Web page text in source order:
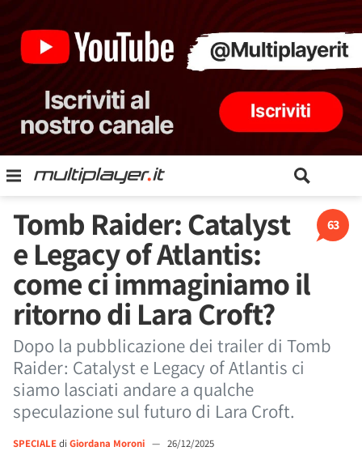
63
Tomb Raider: Catalyst
e Legacy of Atlantis:
come ci immaginiamo il
ritorno di Lara Croft?
Dopo la pubblicazione dei trailer di Tomb
Raider: Catalyst e Legacy of Atlantis ci
siamo lasciati andare a qualche
speculazione sul futuro di Lara Croft.
SPECIALEdi Giordana Moroni — 26/12/2025